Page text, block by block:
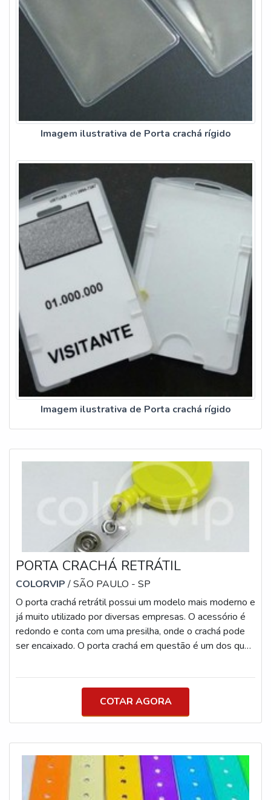
Imagem ilustrativa de Porta crachá rígido
Imagem ilustrativa de Porta crachá rígido
PORTA CRACHÁ RETRÁTIL
COLORVIP/ SÃO PAULO - SP
O porta crachá retrátil possui um modelo mais moderno e
já muito utilizado por diversas empresas. O acessório é
redondo e conta com uma presilha, onde o crachá pode
ser encaixado. O porta crachá em questão é um dos que
pendurado na roupa do usuário. Sendo assim, vem sendo
considerado uma das melhores opções para o
armazenamento de cartão de identificação. DETALHES
ACERCA PORTA CRACHÁAlém disso, o acessório
COTAR AGORA